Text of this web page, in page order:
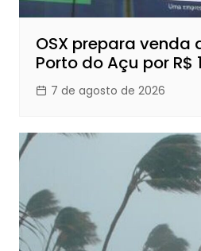
OSX prepara venda
Porto do Açu por R$
7 de agosto de 2026